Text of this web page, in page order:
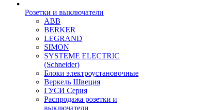
Розетки и выключатели
ABB
BERKER
LEGRAND
SIMON
SYSTEME ELECTRIC
(Schneider)
Блоки электроустановочные
Веркель Швеция
ГУСИ Серия
Распродажа розетки и
выключатели